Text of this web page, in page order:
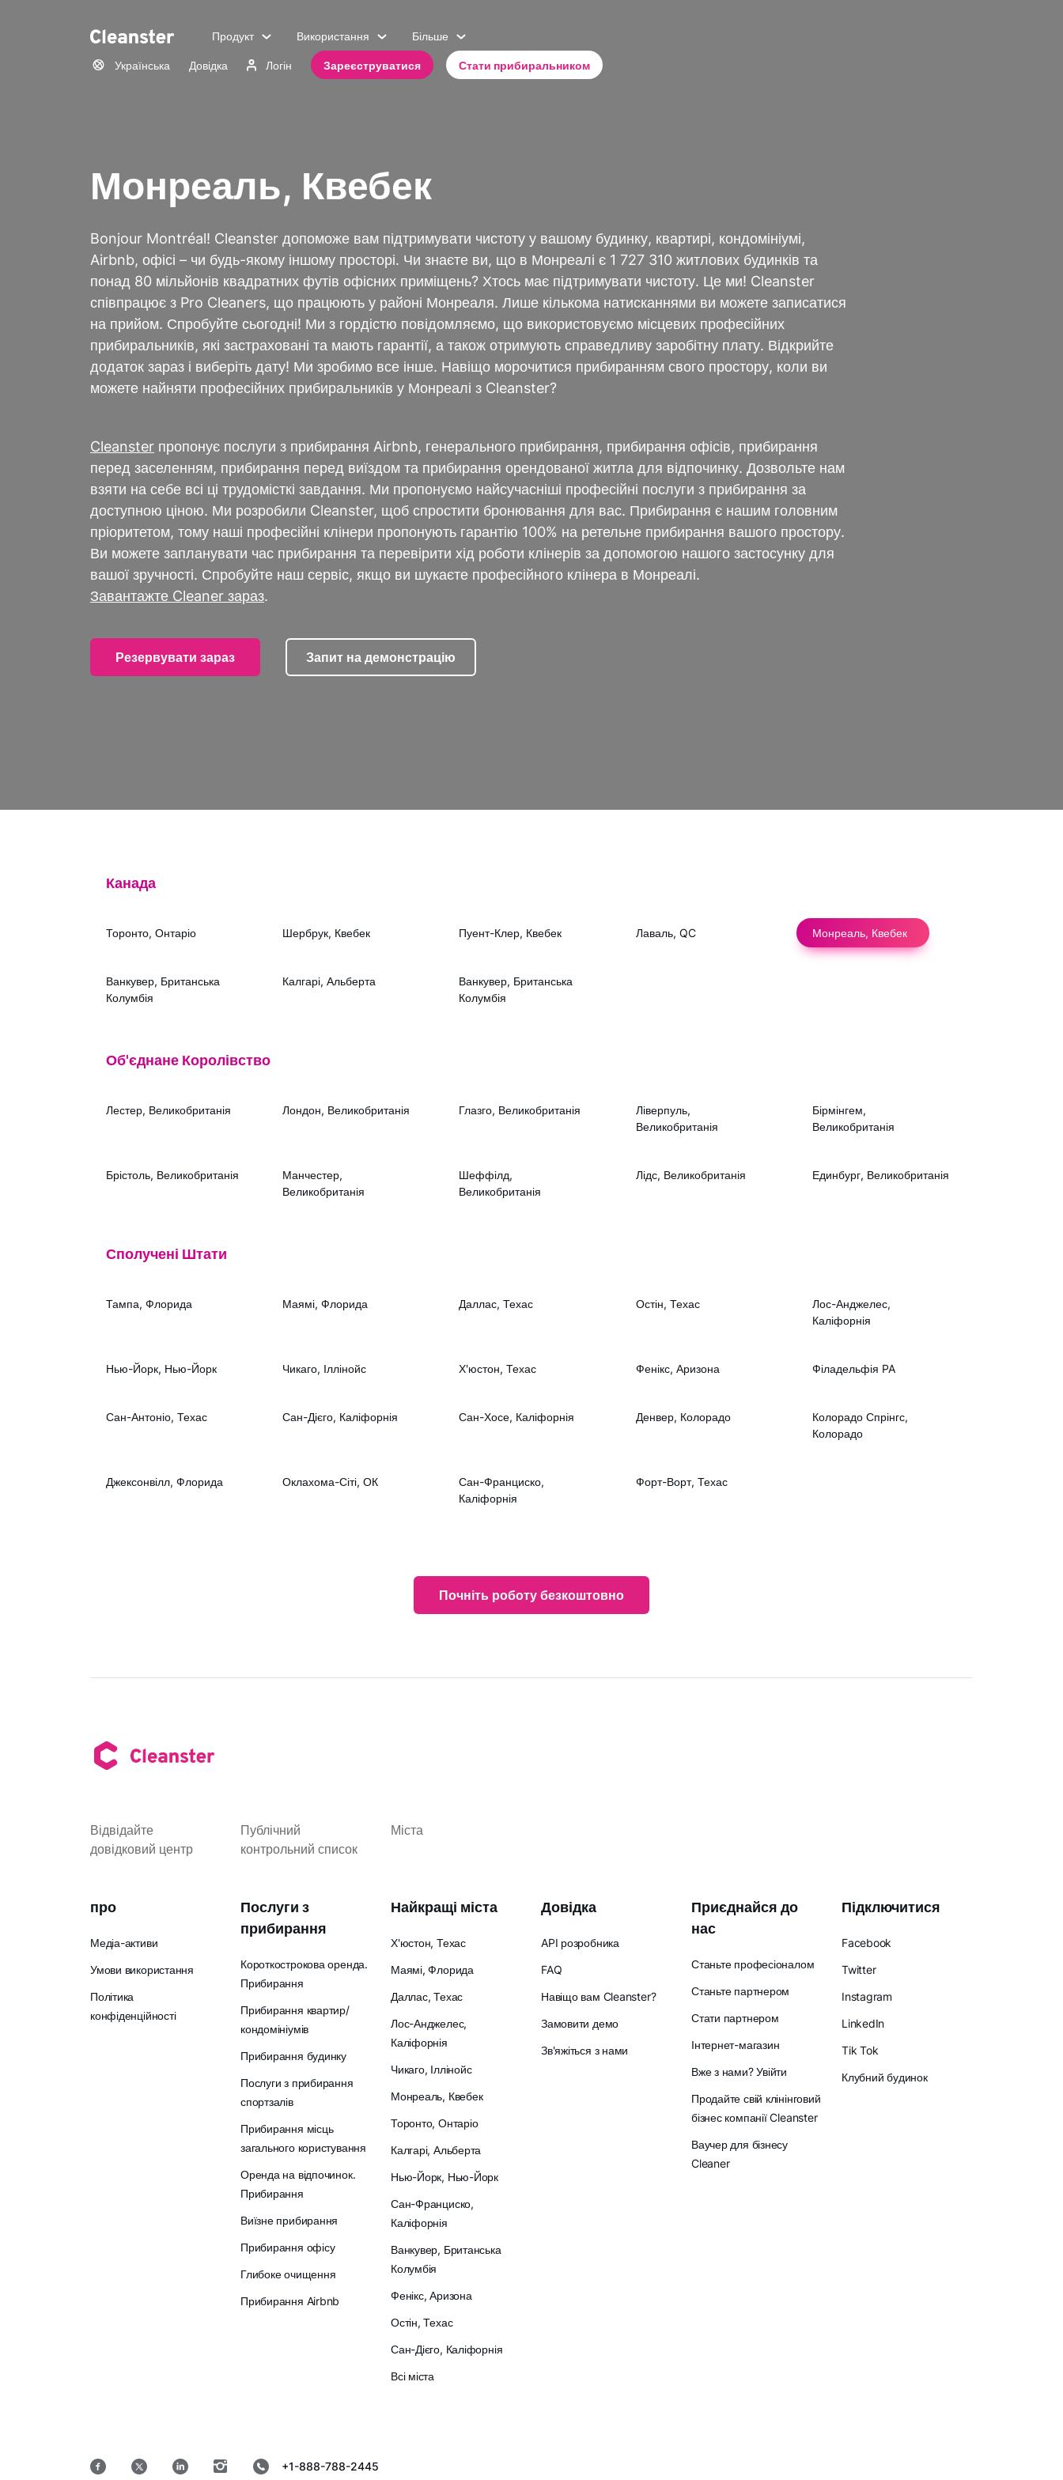
Продукт Використання Більше
Українська Довідка Логін Зареєструватися Стати прибиральником
Монреаль, Квебек
Bonjour Montréal! Cleanster допоможе вам підтримувати чистоту у вашому будинку, квартирі, кондомініумі,
Airbnb, офісі – чи будь-якому іншому просторі. Чи знаєте ви, що в Монреалі є 1 727 310 житлових будинків та
понад 80 мільйонів квадратних футів офісних приміщень? Хтось має підтримувати чистоту. Це ми! Cleanster
співпрацює з Pro Cleaners, що працюють у районі Монреаля. Лише кількома натисканнями ви можете записатися
на прийом. Спробуйте сьогодні! Ми з гордістю повідомляємо, що використовуємо місцевих професійних
прибиральників, які застраховані та мають гарантії, а також отримують справедливу заробітну плату. Відкрийте
додаток зараз і виберіть дату! Ми зробимо все інше. Навіщо морочитися прибиранням свого простору, коли ви
можете найняти професійних прибиральників у Монреалі з Cleanster?
Cleanster пропонує послуги з прибирання Airbnb, генерального прибирання, прибирання офісів, прибирання
перед заселенням, прибирання перед виїздом та прибирання орендованої житла для відпочинку. Дозвольте нам
взяти на себе всі ці трудомісткі завдання. Ми пропонуємо найсучасніші професійні послуги з прибирання за
доступною ціною. Ми розробили Cleanster, щоб спростити бронювання для вас. Прибирання є нашим головним
пріоритетом, тому наші професійні клінери пропонують гарантію 100% на ретельне прибирання вашого простору.
Ви можете запланувати час прибирання та перевірити хід роботи клінерів за допомогою нашого застосунку для
вашої зручності. Спробуйте наш сервіс, якщо ви шукаєте професійного клінера в Монреалі.
Завантажте Cleaner зараз.
Резервувати зараз Запит на демонстрацію
Канада
Торонто, Онтаріо Шербрук, Квебек Пуент-Клер, Квебек Лаваль, QC Монреаль, Квебек
Ванкувер, Британська
Колумбія
Калгарі, Альберта
Ванкувер, Британська
Колумбія
Об'єднане Королівство
Лестер, Великобританія Лондон, Великобританія Глазго, Великобританія
Ліверпуль,
Великобританія
Бірмінгем,
Великобританія
Брістоль, Великобританія
Манчестер,
Великобританія
Шеффілд,
Великобританія
Лідс, Великобританія Единбург, Великобританія
Сполучені Штати
Тампа, Флорида Маямі, Флорида Даллас, Техас Остін, Техас
Лос-Анджелес,
Каліфорнія
Нью-Йорк, Нью-Йорк Чикаго, Іллінойс Х'юстон, Техас Фенікс, Аризона Філадельфія PA
Сан-Антоніо, Техас Сан-Дієго, Каліфорнія Сан-Хосе, Каліфорнія Денвер, Колорадо
Колорадо Спрінгс,
Колорадо
Джексонвілл, Флорида Оклахома-Сіті, ОК
Сан-Франциско,
Каліфорнія
Форт-Ворт, Техас
Почніть роботу безкоштовно
Відвідайте
довідковий центр
Публічний
контрольний список
Міста
про
Медіа-активи
Умови використання
Політика
конфіденційності
Послуги з
прибирання
Короткострокова оренда.
Прибирання
Прибирання квартир/
кондомініумів
Прибирання будинку
Послуги з прибирання
спортзалів
Прибирання місць
загального користування
Оренда на відпочинок.
Прибирання
Виїзне прибирання
Прибирання офісу
Глибоке очищення
Прибирання Airbnb
Найкращі міста
Х'юстон, Техас
Маямі, Флорида
Даллас, Техас
Лос-Анджелес,
Каліфорнія
Чикаго, Іллінойс
Монреаль, Квебек
Торонто, Онтаріо
Калгарі, Альберта
Нью-Йорк, Нью-Йорк
Сан-Франциско,
Каліфорнія
Ванкувер, Британська
Колумбія
Фенікс, Аризона
Остін, Техас
Сан-Дієго, Каліфорнія
Всі міста
Довідка
API розробника
FAQ
Навіщо вам Cleanster?
Замовити демо
Зв'яжіться з нами
Приєднайся до
нас
Станьте професіоналом
Станьте партнером
Стати партнером
Інтернет-магазин
Вже з нами? Увійти
Продайте свій клінінговий
бізнес компанії Cleanster
Ваучер для бізнесу
Cleaner
Підключитися
Facebook
Twitter
Instagram
LinkedIn
Tik Tok
Клубний будинок
+1-888-788-2445